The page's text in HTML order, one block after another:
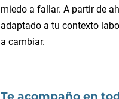
miedo a fallar. A partir de
adaptado a tu contexto
a cambiar.